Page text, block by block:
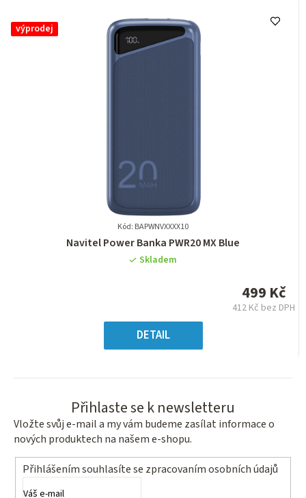
výprodej
Kód: BAPWNVXXXX10
Průměrné
hodnocení
5
hvězdiček.
Navitel Power Banka PWR20 MX Blue
Skladem
499 Kč
412 Kč bez DPH
DETAIL
Přihlaste se k newsletteru
Vložte svůj e-mail a my vám budeme zasílat informace o
nových produktech na našem e-shopu.
Přihlášením souhlasíte se zpracovaním osobních údajů